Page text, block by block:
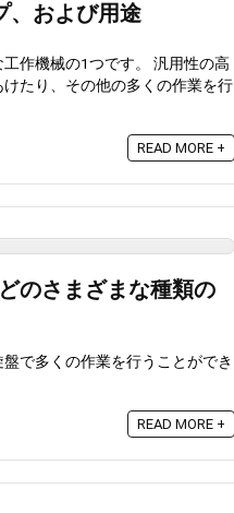
、および用途
作機械の1つです。 汎用性の高
たり、その他の多くの作業を行
READ MORE +
のさまざまな種類の
で多くの作業を行うことができ
READ MORE +